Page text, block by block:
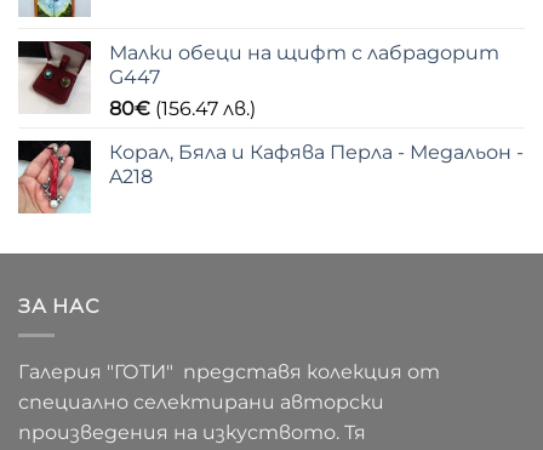
Малки обеци на щифт с лабрадорит
G447
80€ (156.47 лв.)
Корал, Бяла и Кафява Перла - Медальон -
A218
ЗА НАС
Галерия "ГОТИ" представя колекция от
специално селектирани авторски
произведения на изкуството. Тя